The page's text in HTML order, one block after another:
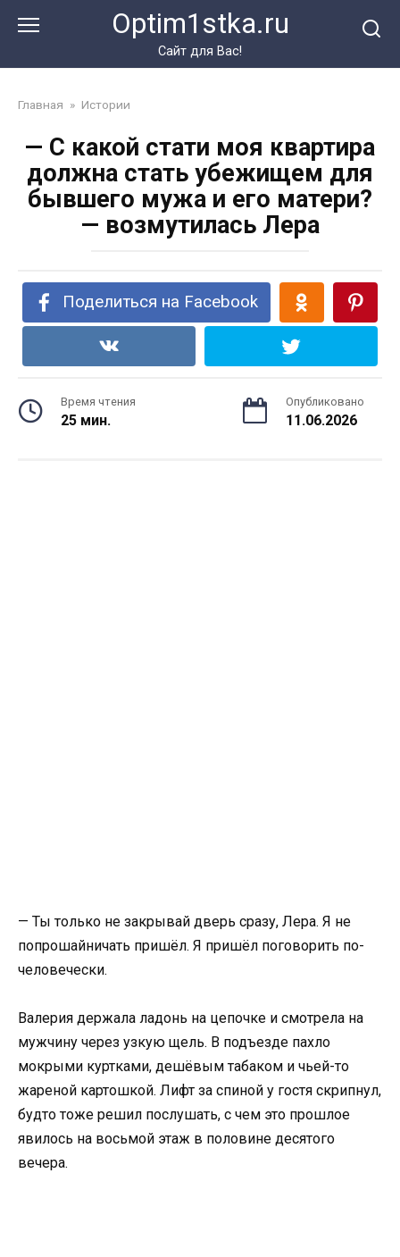
Optim1stka.ru
Сайт для Вас!
Главная » Истории
— С какой стати моя квартира
должна стать убежищем для
бывшего мужа и его матери?
— возмутилась Лера
Поделиться на Facebook
Время чтения
25 мин.
Опубликовано
11.06.2026
— Ты только не закрывай дверь сразу, Лера. Я не
попрошайничать пришёл. Я пришёл поговорить по-
человечески.
Валерия держала ладонь на цепочке и смотрела на
мужчину через узкую щель. В подъезде пахло
мокрыми куртками, дешёвым табаком и чьей-то
жареной картошкой. Лифт за спиной у гостя скрипнул,
будто тоже решил послушать, с чем это прошлое
явилось на восьмой этаж в половине десятого
вечера.